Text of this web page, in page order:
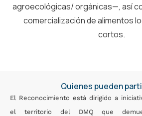
agroecológicas/ orgánicas—, así
comercialización de alimentos
cortos.
Quienes pueden
El Reconocimiento está dirigido a
el territorio del DMQ que